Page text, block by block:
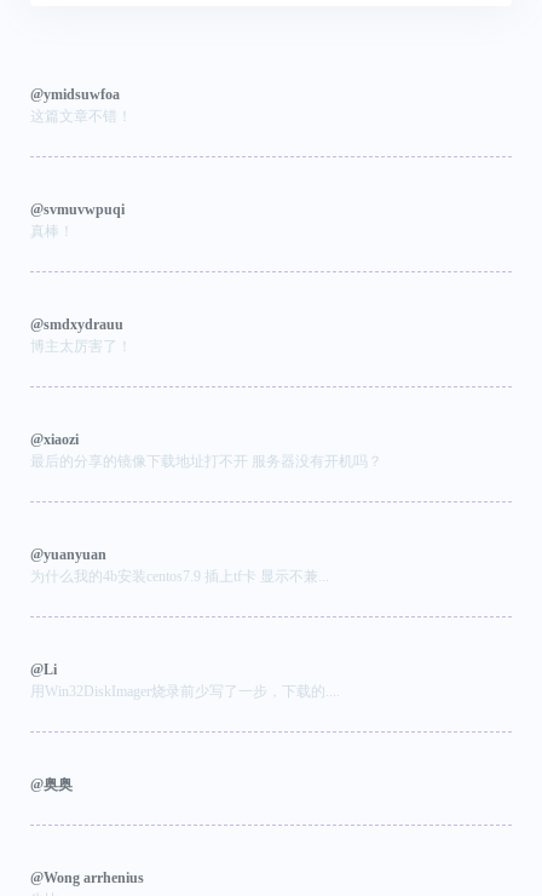
@ymidsuwfoa
这篇文章不错！
@svmuvwpuqi
真棒！
@smdxydrauu
博主太厉害了！
@xiaozi
最后的分享的镜像下载地址打不开 服务器没有开机吗？
@yuanyuan
为什么我的4b安装centos7.9 插上tf卡 显示不兼...
@Li
用Win32DiskImager烧录前少写了一步，下载的....
@奥奥
@Wong arrhenius